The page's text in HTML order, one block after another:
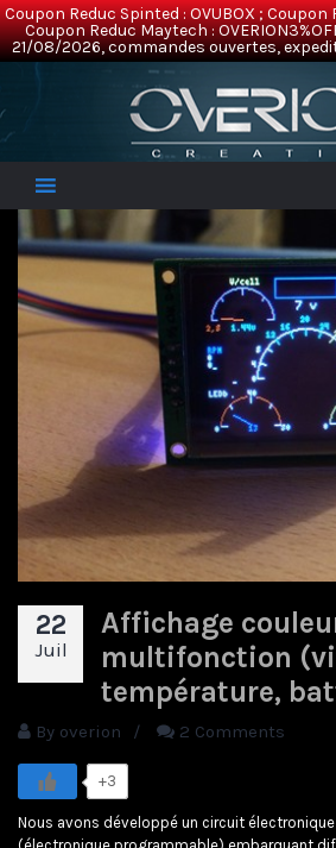
Coupon Reduc Spinted : OVUBOX ; Coupon
Coupon Reduc Maytech :
21/08/2026, commandes ouvertes,
Overion
Electric
22
Juil
Affichage
multifonction
température,
By overion / 2 Comments
+3
Nous avons développé un circuit